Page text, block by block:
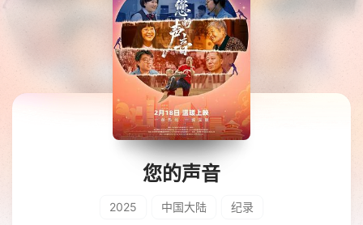
暂无观看影片的记录
您的声音
2025 中国大陆 纪录